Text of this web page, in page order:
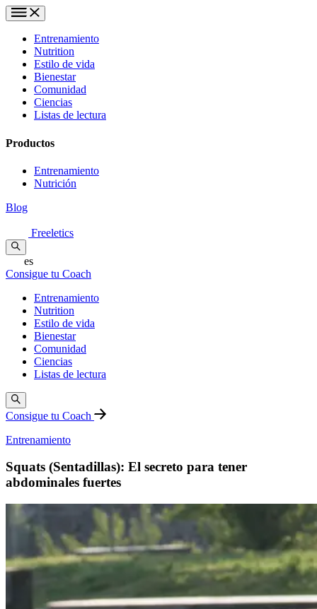
Entrenamiento
Nutrition
Estilo de vida
Bienestar
Comunidad
Ciencias
Listas de lectura
Productos
Entrenamiento
Nutrición
Blog
Freeletics
es
Consigue tu Coach
Entrenamiento
Nutrition
Estilo de vida
Bienestar
Comunidad
Ciencias
Listas de lectura
Consigue tu Coach
Entrenamiento
Squats (Sentadillas): El secreto para tener
abdominales fuertes